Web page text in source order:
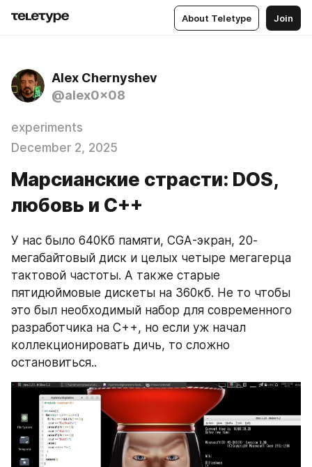
About Teletype Join
Alex Chernyshev
@alex0x08
experiments
December 2, 2025
Марсианские страсти: DOS,
любовь и С++
У нас было 640Кб памяти, CGA-экран, 20-
мегабайтовый диск и целых четыре мегагерца
тактовой частоты. А также старые
пятидюймовые дискеты на 360кб. Не то чтобы
это был необходимый набор для современного
разработчика на C++, но если уж начал
коллекционировать дичь, то сложно
остановиться..